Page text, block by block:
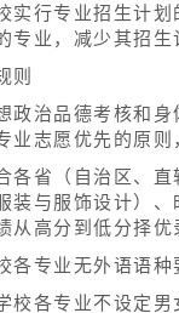
实行专业招生计
专业，减少其招生
则
政治品德考核和
业志愿优先的原则
各省（自治区、
装与服饰设计）
从高分到低分择优
各专业无外语语
校各专业不设定男